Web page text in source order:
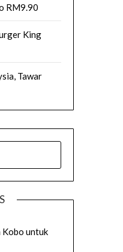
RM9.90
King
Tawar
Kobo untuk